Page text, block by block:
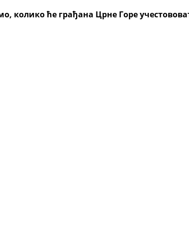
колико ће грађана Црне Горе